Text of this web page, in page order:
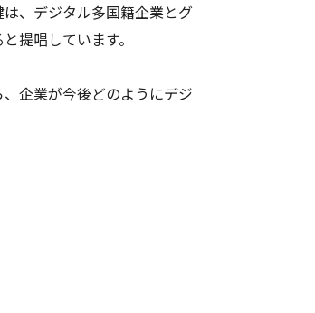
、デジタル多国籍企業とグ
提唱しています。
企業が今後どのようにデジ